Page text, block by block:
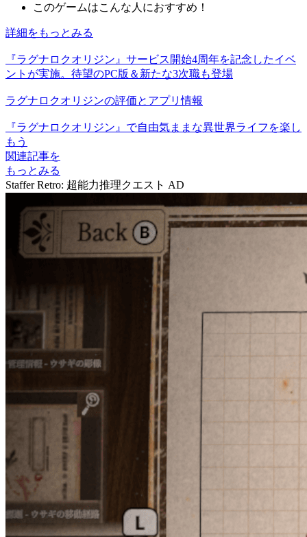
このゲームはこんな人におすすめ！
詳細をもっとみる
『ラグナロクオリジン』サービス開始4周年を記念したイベ
ントが実施。待望のPC版＆新たな3次職も登場
ラグナロクオリジンの評価とアプリ情報
『ラグナロクオリジン』で自由気ままな異世界ライフを楽し
もう
関連記事を
もっとみる
Staffer Retro: 超能力推理クエスト AD